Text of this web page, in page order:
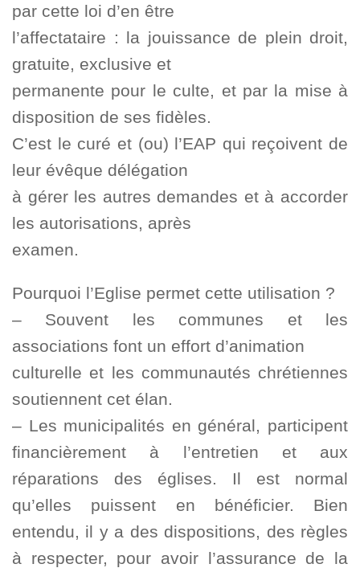
par cette loi d’en être
l’affectataire : la jouissance de plein droit,
gratuite, exclusive et
permanente pour le culte, et par la mise à
disposition de ses fidèles.
C’est le curé et (ou) l’EAP qui reçoivent de
leur évêque délégation
à gérer les autres demandes et à accorder
les autorisations, après
examen.
Pourquoi l’Eglise permet cette utilisation ?
– Souvent les communes et les
associations font un effort d’animation
culturelle et les communautés chrétiennes
soutiennent cet élan.
– Les municipalités en général, participent
financièrement à l’entretien et aux
réparations des églises. Il est normal
qu’elles puissent en bénéficier. Bien
entendu, il y a des dispositions, des règles
à respecter, pour avoir l’assurance de la